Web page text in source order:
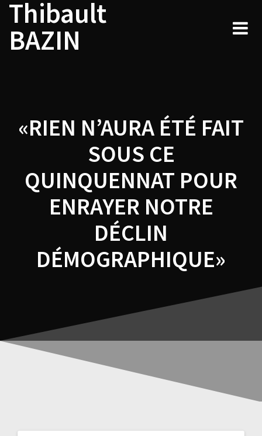
Skip
content
Thibault
BAZIN
«RIEN N’AURA ÉTÉ FAIT
SOUS CE
QUINQUENNAT POUR
ENRAYER NOTRE
DÉCLIN
DÉMOGRAPHIQUE»
Navigation
de